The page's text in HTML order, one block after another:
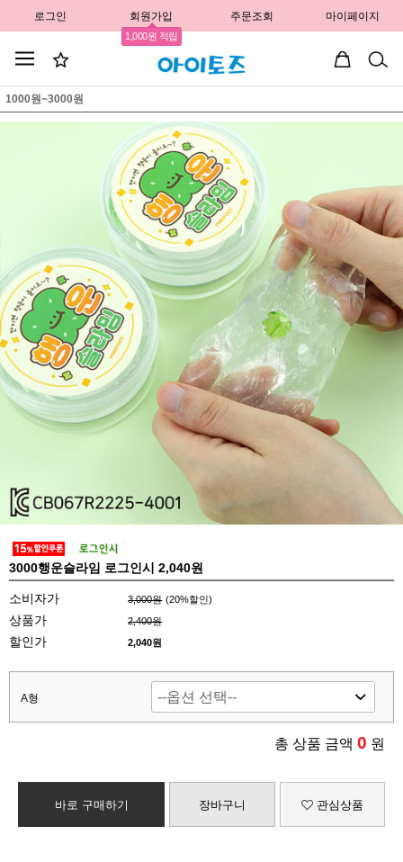
로그인 회원가입
1,000원 적립
주문조회 마이페이지
1000원~3000원
3000행운슬라임 로그인시 2,040원
소비자가 3,000원 (20%할인)
상품가 2,400원
할인가 2,040원
A형
총 상품 금액 0 원
바로 구매하기 장바구니 관심상품